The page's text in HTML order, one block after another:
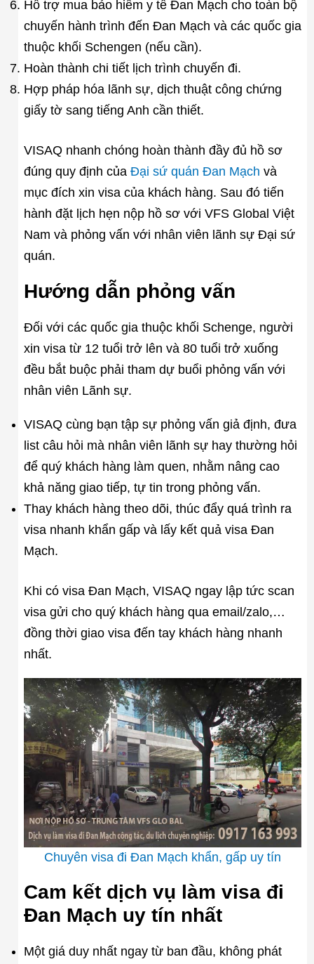
Hỗ trợ mua bảo hiểm y tế Đan Mạch cho toàn bộ
chuyến hành trình đến Đan Mạch và các quốc gia
thuộc khối Schengen (nếu cần).
Hoàn thành chi tiết lịch trình chuyến đi.
Hợp pháp hóa lãnh sự, dịch thuật công chứng
giấy tờ sang tiếng Anh cần thiết.
VISAQ nhanh chóng hoàn thành đầy đủ hồ sơ
đúng quy định của Đại sứ quán Đan Mạch và
mục đích xin visa của khách hàng. Sau đó tiến
hành đặt lịch hẹn nộp hồ sơ với VFS Global Việt
Nam và phỏng vấn với nhân viên lãnh sự Đại sứ
quán.
Hướng dẫn phỏng vấn
Đối với các quốc gia thuộc khối Schenge, người
xin visa từ 12 tuổi trở lên và 80 tuổi trở xuống
đều bắt buộc phải tham dự buổi phỏng vấn với
nhân viên Lãnh sự.
VISAQ cùng bạn tập sự phỏng vấn giả định, đưa
list câu hỏi mà nhân viên lãnh sự hay thường hỏi
để quý khách hàng làm quen, nhằm nâng cao
khả năng giao tiếp, tự tin trong phỏng vấn.
Thay khách hàng theo dõi, thúc đẩy quá trình ra
visa nhanh khẩn gấp và lấy kết quả visa Đan
Mạch.
Khi có visa Đan Mạch, VISAQ ngay lập tức scan
visa gửi cho quý khách hàng qua email/zalo,…
đồng thời giao visa đến tay khách hàng nhanh
nhất.
Chuyên visa đi Đan Mạch khẩn, gấp uy tín
Cam kết dịch vụ làm visa đi
Đan Mạch uy tín nhất
Một giá duy nhất ngay từ ban đầu, không phát